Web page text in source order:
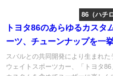
86（ハチ
トヨタ86のあらゆるカスタ
ーツ、チューンナップを一
介！
スバルとの共同開発により生まれた
ウェイトスポーツカー、「トヨタ86